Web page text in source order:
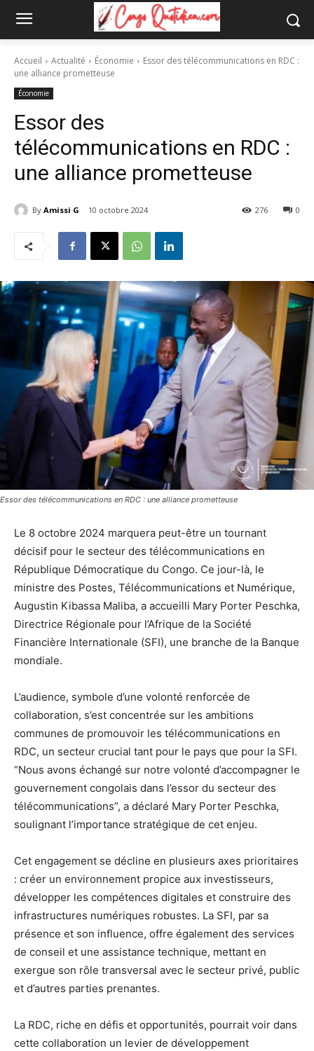
Accueil Actualité Économie
Essor des télécommunications en RDC :
une alliance prometteuse
Économie
Essor des
télécommunications en RDC :
une alliance prometteuse
By Amissi G 10 octobre 2024 0
276
Essor des télécommunications en RDC : une alliance prometteuse
Le 8 octobre 2024 marquera peut-être un tournant
décisif pour le secteur des télécommunications en
République Démocratique du Congo. Ce jour-là, le
ministre des Postes, Télécommunications et Numérique,
Augustin Kibassa Maliba, a accueilli Mary Porter Peschka,
Directrice Régionale pour l’Afrique de la Société
Financière Internationale (SFI), une branche de la Banque
mondiale.
L’audience, symbole d’une volonté renforcée de
collaboration, s’est concentrée sur les ambitions
communes de promouvoir les télécommunications en
RDC, un secteur crucial tant pour le pays que pour la SFI.
“Nous avons échangé sur notre volonté d’accompagner le
gouvernement congolais dans l’essor du secteur des
télécommunications”, a déclaré Mary Porter Peschka,
soulignant l’importance stratégique de cet enjeu.
Cet engagement se décline en plusieurs axes prioritaires
: créer un environnement propice aux investisseurs,
développer les compétences digitales et construire des
infrastructures numériques robustes. La SFI, par sa
présence et son influence, offre également des services
de conseil et une assistance technique, mettant en
exergue son rôle transversal avec le secteur privé, public
et d’autres parties prenantes.
La RDC, riche en défis et opportunités, pourrait voir dans
cette collaboration un levier de développement